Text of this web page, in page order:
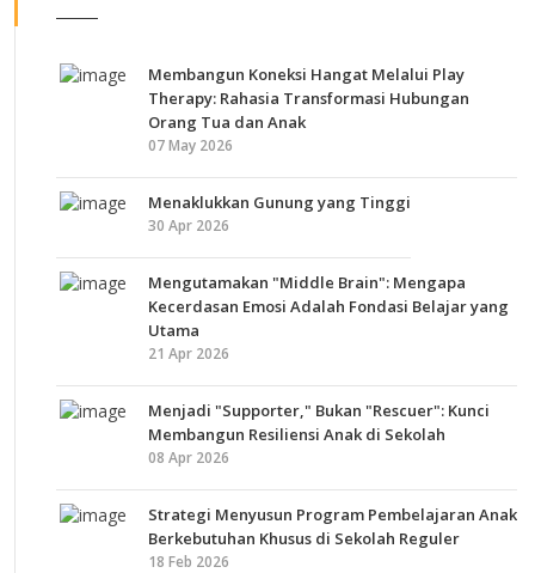
Membangun Koneksi Hangat Melalui Play
Therapy: Rahasia Transformasi Hubungan
Orang Tua dan Anak
07 May 2026
Menaklukkan Gunung yang Tinggi
30 Apr 2026
Mengutamakan "Middle Brain": Mengapa
Kecerdasan Emosi Adalah Fondasi Belajar yang
Utama
21 Apr 2026
Menjadi "Supporter," Bukan "Rescuer": Kunci
Membangun Resiliensi Anak di Sekolah
08 Apr 2026
Strategi Menyusun Program Pembelajaran Anak
Berkebutuhan Khusus di Sekolah Reguler
18 Feb 2026